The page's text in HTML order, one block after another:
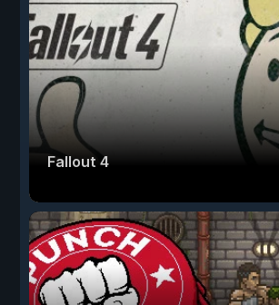
Fallout 4